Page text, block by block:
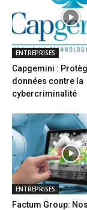
ENTREPRISES
Capgemini :
données contre la
cybercriminalité
ENTREPRISES
Factum Group: Nos